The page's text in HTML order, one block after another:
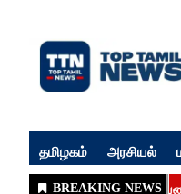
தமிழகம் அரசியல்